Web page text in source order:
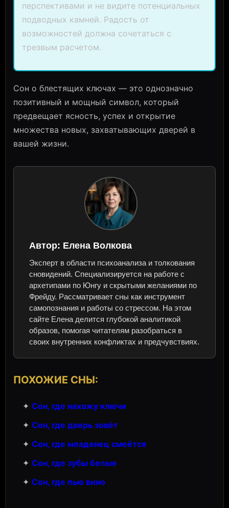
перспективами и не видите потенциальных
подводных камней. Радость от
возможностей должна сочетаться с
трезвым расчетом.
Сон о блестящих ключах — это однозначно
позитивный и мощный символ, который
предвещает ясность, успех и открытие
множества новых, захватывающих дверей в
вашей жизни.
Автор: Елена Волкова
Эксперт в области психоанализа и толкования
сновидений. Специализируется на работе с
архетипами по Юнгу и скрытыми желаниями по
Фрейду. Рассматривает сны как инструмент
самопознания и работы со стрессом. На этом
сайте Елена делится глубокой аналитикой
образов, помогая читателям разобраться в
своих внутренних конфликтах и предчувствиях.
ПОХОЖИЕ СНЫ:
✦ Сон, где нахожу ключи
✦ Сон, где дверь зовёт
✦ Сон, где младенец смеётся
✦ Сон, где зубы белые
✦ Сон, где пью вино